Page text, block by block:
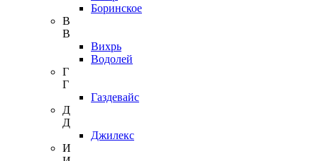
Боринское
В
В
Вихрь
Водолей
Г
Г
Газдевайс
Д
Д
Джилекс
И